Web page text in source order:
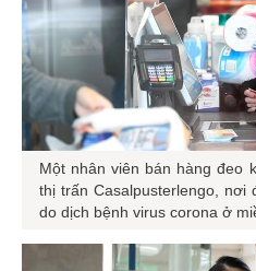
Một nhân viên bán hàng đeo
thị trấn Casalpusterlengo,
do dịch bệnh virus corona ở